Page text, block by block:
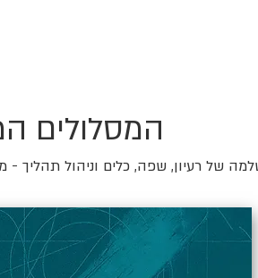
המסלולים
של רעיון, שפה, כלים וניהול תהליך -